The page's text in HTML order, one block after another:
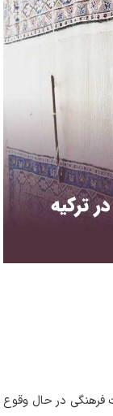
فرهنگی در حال وقوع